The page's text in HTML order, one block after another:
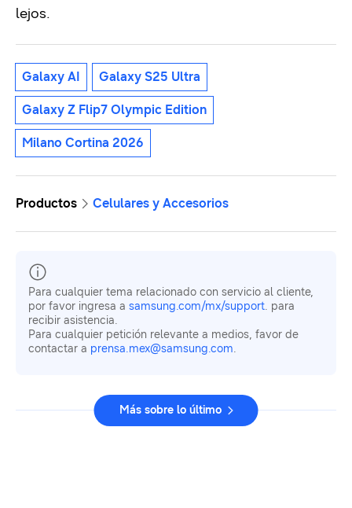
lejos.
Galaxy AI Galaxy S25 Ultra
Galaxy Z Flip7 Olympic Edition
Milano Cortina 2026
Productos Celulares y Accesorios
Para cualquier tema relacionado con servicio al cliente,
por favor ingresa a samsung.com/mx/support. para
recibir asistencia.
Para cualquier petición relevante a medios, favor de
contactar a prensa.mex@samsung.com.
Más sobre lo último